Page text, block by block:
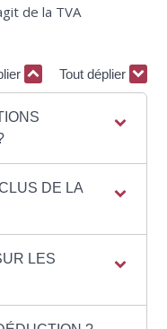
de la TVA
Tout déplier
DE LA
LES